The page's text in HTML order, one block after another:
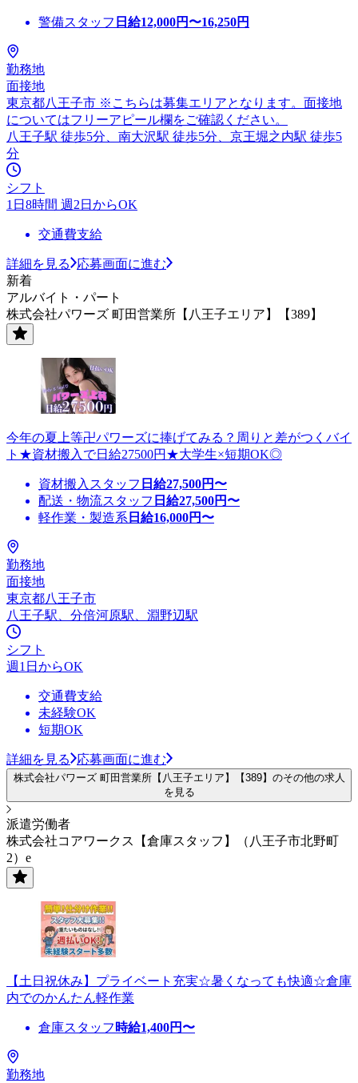
警備スタッフ 日給12,000円〜16,250円
勤務地
面接地
東京都八王子市 ※こちらは募集エリアとなります。面接地
についてはフリーアピール欄をご確認ください。
八王子駅 徒歩5分、南大沢駅 徒歩5分、京王堀之内駅 徒歩5
分
シフト
1日8時間 週2日からOK
交通費支給
詳細を見る
応募画面に進む
新着
アルバイト・パート
株式会社パワーズ 町田営業所【八王子エリア】【389】
今年の夏上等卍パワーズに捧げてみる？周りと差がつくバイ
ト★資材搬入で日給27500円★大学生×短期OK◎
資材搬入スタッフ 日給27,500円〜
配送・物流スタッフ 日給27,500円〜
軽作業・製造系 日給16,000円〜
勤務地
面接地
東京都八王子市
八王子駅、分倍河原駅、淵野辺駅
シフト
週1日からOK
交通費支給
未経験OK
短期OK
詳細を見る 応募画面に進む
株式会社パワーズ 町田営業所【八王子エリア】【389】のその他の求人
を見る
派遣労働者
株式会社コアワークス【倉庫スタッフ】（八王子市北野町
2）e
【土日祝休み】プライベート充実☆暑くなっても快適☆倉庫
内でのかんたん軽作業
倉庫スタッフ 時給1,400円〜
勤務地